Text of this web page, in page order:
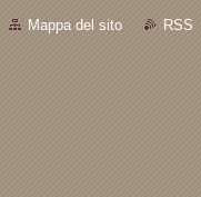
Mappa del sito RSS